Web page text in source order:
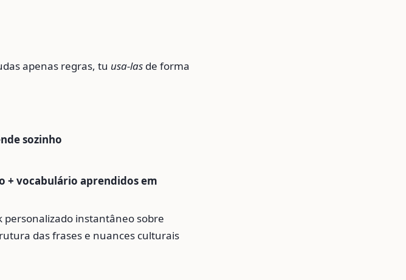
apenas regras, tu usa-las de forma
sozinho
+ vocabulário aprendidos em
instantâneo sobre
das frases e nuances culturais